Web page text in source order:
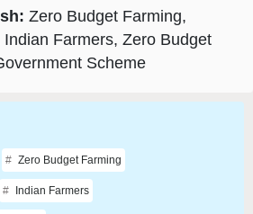
Zero Budget Farming,
Farmers, Zero Budget
Scheme
Zero Budget Farming
Indian Farmers